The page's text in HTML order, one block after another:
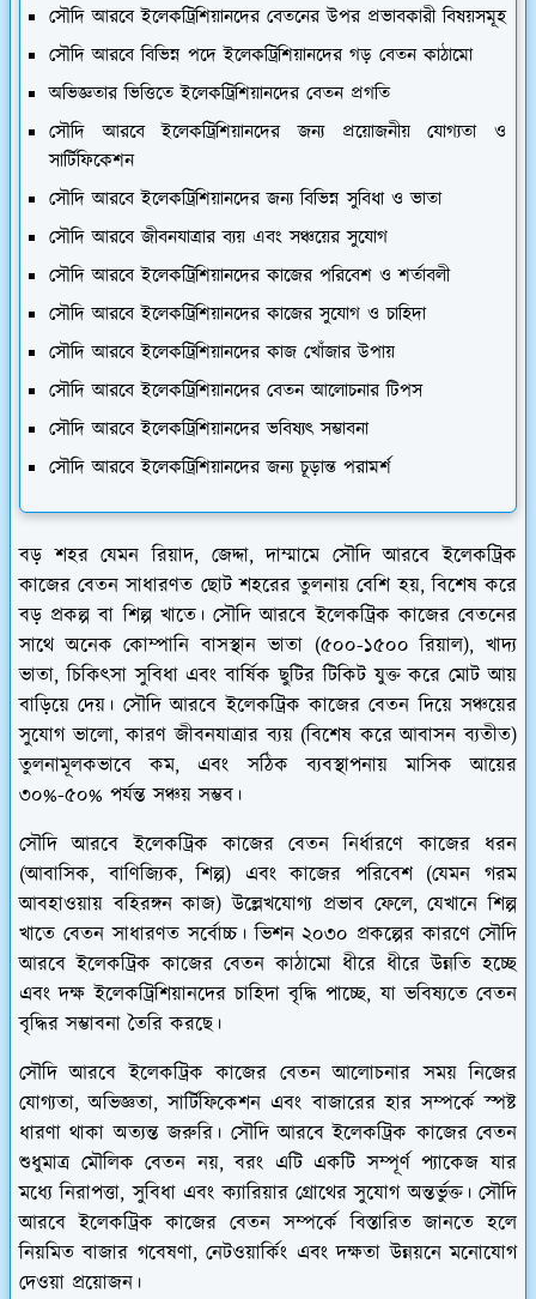
সৌদি আরবে ইলেকট্রিশিয়ানদের বেতনের উপর প্রভাবকারী বিষয়সমূহ
সৌদি আরবে বিভিন্ন পদে ইলেকট্রিশিয়ানদের গড় বেতন কাঠামো
অভিজ্ঞতার ভিত্তিতে ইলেকট্রিশিয়ানদের বেতন প্রগতি
সৌদি আরবে ইলেকট্রিশিয়ানদের জন্য প্রয়োজনীয় যোগ্যতা ও
সার্টিফিকেশন
সৌদি আরবে ইলেকট্রিশিয়ানদের জন্য বিভিন্ন সুবিধা ও ভাতা
সৌদি আরবে জীবনযাত্রার ব্যয় এবং সঞ্চয়ের সুযোগ
সৌদি আরবে ইলেকট্রিশিয়ানদের কাজের পরিবেশ ও শর্তাবলী
সৌদি আরবে ইলেকট্রিশিয়ানদের কাজের সুযোগ ও চাহিদা
সৌদি আরবে ইলেকট্রিশিয়ানদের কাজ খোঁজার উপায়
সৌদি আরবে ইলেকট্রিশিয়ানদের বেতন আলোচনার টিপস
সৌদি আরবে ইলেকট্রিশিয়ানদের ভবিষ্যৎ সম্ভাবনা
সৌদি আরবে ইলেকট্রিশিয়ানদের জন্য চূড়ান্ত পরামর্শ
বড় শহর যেমন রিয়াদ, জেদ্দা, দাম্মামে সৌদি আরবে ইলেকট্রিক
কাজের বেতন সাধারণত ছোট শহরের তুলনায় বেশি হয়, বিশেষ করে
বড় প্রকল্প বা শিল্প খাতে। সৌদি আরবে ইলেকট্রিক কাজের বেতনের
সাথে অনেক কোম্পানি বাসস্থান ভাতা (৫০০-১৫০০ রিয়াল), খাদ্য
ভাতা, চিকিৎসা সুবিধা এবং বার্ষিক ছুটির টিকিট যুক্ত করে মোট আয়
বাড়িয়ে দেয়। সৌদি আরবে ইলেকট্রিক কাজের বেতন দিয়ে সঞ্চয়ের
সুযোগ ভালো, কারণ জীবনযাত্রার ব্যয় (বিশেষ করে আবাসন ব্যতীত)
তুলনামূলকভাবে কম, এবং সঠিক ব্যবস্থাপনায় মাসিক আয়ের
৩০%-৫০% পর্যন্ত সঞ্চয় সম্ভব।
সৌদি আরবে ইলেকট্রিক কাজের বেতন নির্ধারণে কাজের ধরন
(আবাসিক, বাণিজ্যিক, শিল্প) এবং কাজের পরিবেশ (যেমন গরম
আবহাওয়ায় বহিরঙ্গন কাজ) উল্লেখযোগ্য প্রভাব ফেলে, যেখানে শিল্প
খাতে বেতন সাধারণত সর্বোচ্চ। ভিশন ২০৩০ প্রকল্পের কারণে সৌদি
আরবে ইলেকট্রিক কাজের বেতন কাঠামো ধীরে ধীরে উন্নতি হচ্ছে
এবং দক্ষ ইলেকট্রিশিয়ানদের চাহিদা বৃদ্ধি পাচ্ছে, যা ভবিষ্যতে বেতন
বৃদ্ধির সম্ভাবনা তৈরি করছে।
সৌদি আরবে ইলেকট্রিক কাজের বেতন আলোচনার সময় নিজের
যোগ্যতা, অভিজ্ঞতা, সার্টিফিকেশন এবং বাজারের হার সম্পর্কে স্পষ্ট
ধারণা থাকা অত্যন্ত জরুরি। সৌদি আরবে ইলেকট্রিক কাজের বেতন
শুধুমাত্র মৌলিক বেতন নয়, বরং এটি একটি সম্পূর্ণ প্যাকেজ যার
মধ্যে নিরাপত্তা, সুবিধা এবং ক্যারিয়ার গ্রোথের সুযোগ অন্তর্ভুক্ত। সৌদি
আরবে ইলেকট্রিক কাজের বেতন সম্পর্কে বিস্তারিত জানতে হলে
নিয়মিত বাজার গবেষণা, নেটওয়ার্কিং এবং দক্ষতা উন্নয়নে মনোযোগ
দেওয়া প্রয়োজন।